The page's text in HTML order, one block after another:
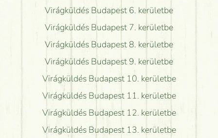
Virágküldés Budapest 6. kerületbe
Virágküldés Budapest 7. kerületbe
Virágküldés Budapest 8. kerületbe
Virágküldés Budapest 9. kerületbe
Virágküldés Budapest 10. kerületbe
Virágküldés Budapest 11. kerületbe
Virágküldés Budapest 12. kerületbe
Virágküldés Budapest 13. kerületbe